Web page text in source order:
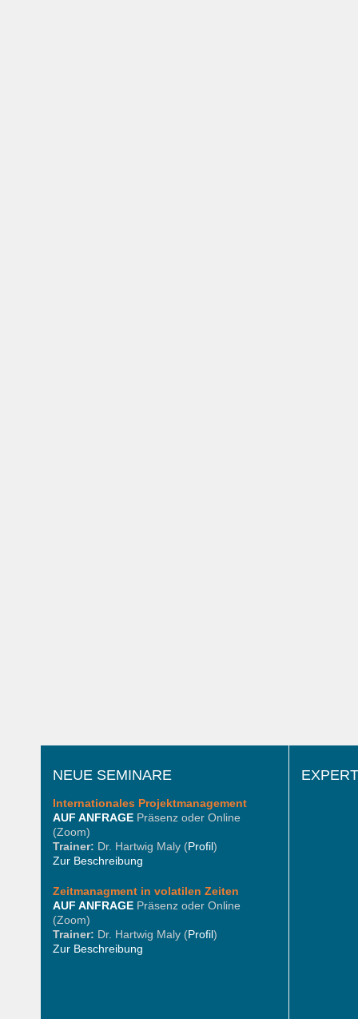
NEUE SEMINARE
Internationales Projektmanagement
AUF ANFRAGEPräsenz oder Online
(Zoom)
Trainer: Dr. Hartwig Maly (Profil)
Zur Beschreibung
Zeitmanagment in volatilen Zeiten
AUF ANFRAGEPräsenz oder Online
(Zoom)
Trainer: Dr. Hartwig Maly (Profil)
Zur Beschreibung